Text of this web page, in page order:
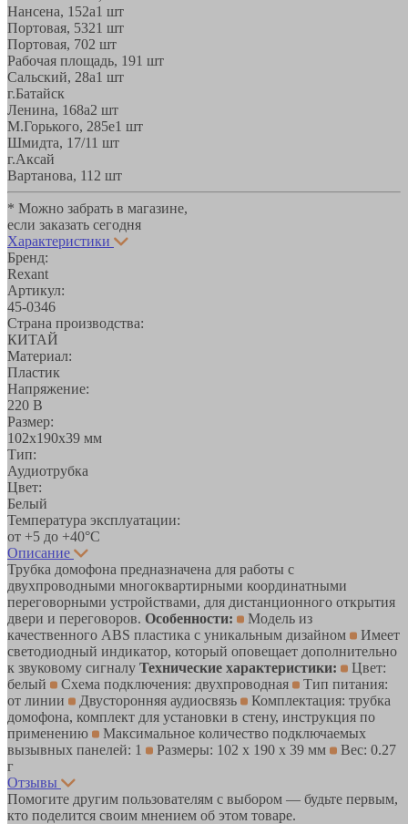
Нансена, 152а1 шт
Портовая, 5321 шт
Портовая, 702 шт
Рабочая площадь, 191 шт
Сальский, 28a1 шт
г.Батайск
Ленина, 168а2 шт
М.Горького, 285е1 шт
Шмидта, 17/11 шт
г.Аксай
Вартанова, 11 2 шт
* Можно забрать в магазине,
если заказать сегодня
Характеристики
Бренд:
Rexant
Артикул:
45-0346
Страна производства:
КИТАЙ
Материал:
Пластик
Напряжение:
220 В
Размер:
102х190х39 мм
Тип:
Аудиотрубка
Цвет:
Белый
Температура эксплуатации:
от +5 до +40°С
Описание
Трубка домофона предназначена для работы c
двухпроводными многоквартирными координатными
переговорными устройствами, для дистанционного открытия
двери и переговоров. Особенности:
Модель из
качественного ABS пластика с уникальным дизайном
Имеет
светодиодный индикатор, который оповещает дополнительно
к звуковому сигналу Технические характеристики:
Цвет:
белый
Схема подключения: двухпроводная
Тип питания:
от линии
Двусторонняя аудиосвязь
Комплектация: трубка
домофона, комплект для установки в стену, инструкция по
применению
Максимальное количество подключаемых
вызывных панелей: 1
Размеры: 102 х 190 х 39 мм
Вес: 0.27
г
Отзывы
Помогите другим пользователям с выбором — будьте первым,
кто поделится своим мнением об этом товаре.